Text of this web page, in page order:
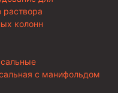
раствора
колонн
с манифольдом